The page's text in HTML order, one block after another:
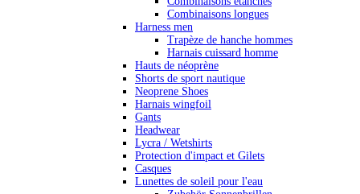
Combinaisons longues
Harness men
Trapèze de hanche hommes
Harnais cuissard homme
Hauts de néoprène
Shorts de sport nautique
Neoprene Shoes
Harnais wingfoil
Gants
Headwear
Lycra / Wetshirts
Protection d'impact et Gilets
Casques
Lunettes de soleil pour l'eau